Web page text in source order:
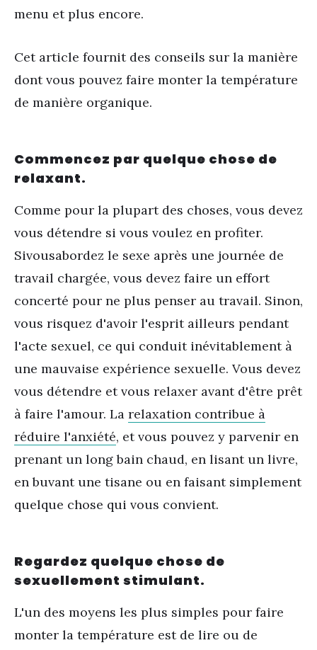
menu et plus encore.
Cet article fournit des conseils sur la manière
dont vous pouvez faire monter la température
de manière organique.
Commencez par quelque chose de
relaxant.
Comme pour la plupart des choses, vous devez
vous détendre si vous voulez en profiter.
Sivousabordez le sexe après une journée de
travail chargée, vous devez faire un effort
concerté pour ne plus penser au travail. Sinon,
vous risquez d'avoir l'esprit ailleurs pendant
l'acte sexuel, ce qui conduit inévitablement à
une mauvaise expérience sexuelle. Vous devez
vous détendre et vous relaxer avant d'être prêt
à faire l'amour. La relaxation contribue à
réduire l'anxiété, et vous pouvez y parvenir en
prenant un long bain chaud, en lisant un livre,
en buvant une tisane ou en faisant simplement
quelque chose qui vous convient.
Regardez quelque chose de
sexuellement stimulant.
L'un des moyens les plus simples pour faire
monter la température est de lire ou de